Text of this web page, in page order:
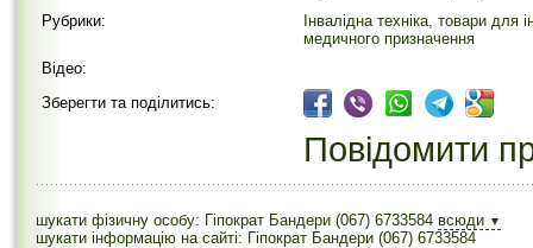
Рубрики:
Інвалідна техніка, товари для
медичного призначення
Відео:
Зберегти та поділитись:
Повідомити
шукати фізичну особу: Гіпократ Бандери (067) 6733584 всюди ▼
шукати інформацію на сайті: Гіпократ Бандери (067) 6733584